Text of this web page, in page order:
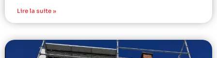
Lire la suite »